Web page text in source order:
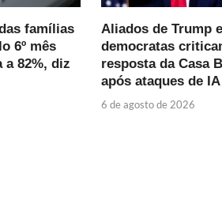
famílias
6º mês
a 82%, diz
Aliados de Trump e
democratas
resposta da Casa
após ataques de IA
6 de agosto de 2026